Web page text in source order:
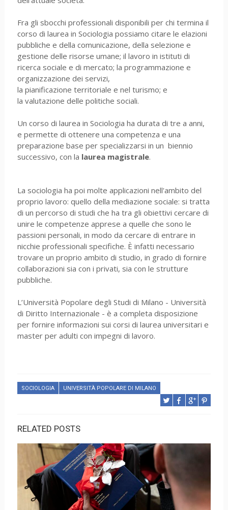
Fra gli sbocchi professionali disponibili per chi termina il
corso di laurea in Sociologia possiamo citare le elazioni
pubbliche e della comunicazione, della selezione e
gestione delle risorse umane; il lavoro in istituti di
ricerca sociale e di mercato; la programmazione e
organizzazione dei servizi,
la pianificazione territoriale e nel turismo; e
la valutazione delle politiche sociali.
Un corso di laurea in Sociologia ha durata di tre a anni,
e permette di ottenere una competenza e una
preparazione base per specializzarsi in un biennio
successivo, con la laurea magistrale.
La sociologia ha poi molte applicazioni nell'ambito del
proprio lavoro: quello della mediazione sociale: si tratta
di un percorso di studi che ha tra gli obiettivi cercare di
unire le competenze apprese a quelle che sono le
passioni personali, in modo da cercare di entrare in
nicchie professionali specifiche. È infatti necessario
trovare un proprio ambito di studio, in grado di fornire
collaborazioni sia con i privati, sia con le strutture
pubbliche.
L’Università Popolare degli Studi di Milano - Università
di Diritto Internazionale - è a completa disposizione
per fornire informazioni sui corsi di laurea universitari e
master per adulti con impegni di lavoro.
SOCIOLOGIA UNIVERSITÀ POPOLARE DI MILANO
RELATED POSTS